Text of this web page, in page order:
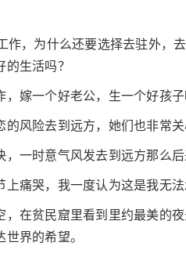
，为什么还要选择去驻外，
生活吗？
嫁一个好老公，生一个好孩子
风险去到远方，她们也非常
一时意气风发去到远方那么后
痛哭，我一度认为这是我无法
在贫民窟里看到里约最美的
界的希望。